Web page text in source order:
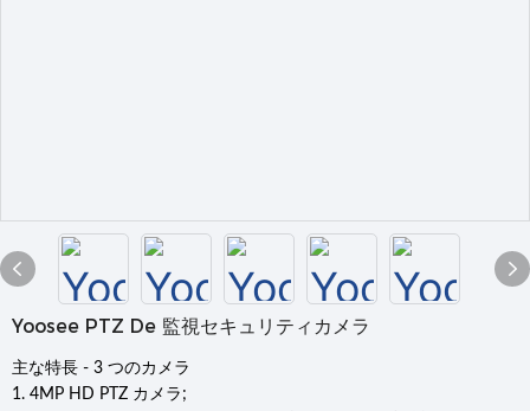
Yoosee PTZ De 監視セキュリティカメラ
主な特長 - 3 つのカメラ
1. 4MP HD PTZ カメラ;